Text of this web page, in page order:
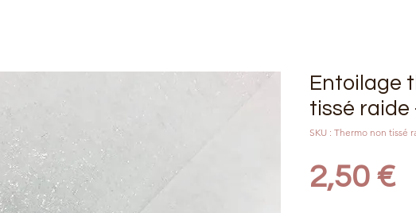
Entoilage
tissé raide
SKU : Thermo non tissé
2,50 €